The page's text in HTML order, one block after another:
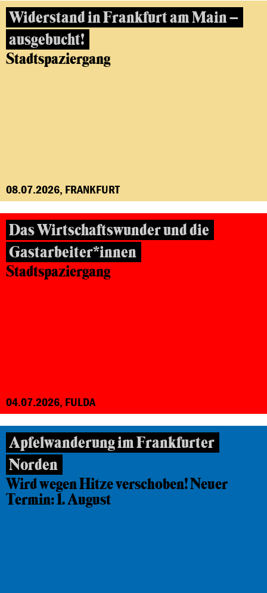
Widerstand in Frankfurt am Main –
ausgebucht!
Stadtspaziergang
08.07.2026, FRANKFURT
Das Wirtschaftswunder und die
Gastarbeiter*innen
Stadtspaziergang
04.07.2026, FULDA
Apfelwanderung im Frankfurter
Norden
Wird wegen Hitze verschoben! Neuer
Termin: 1. August